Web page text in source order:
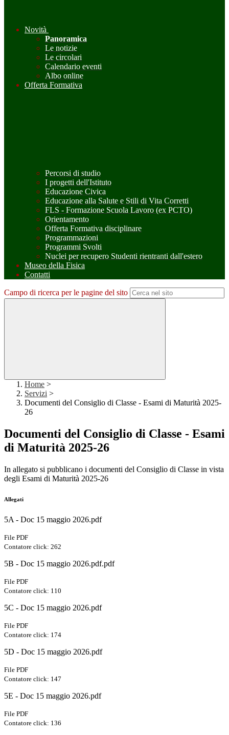
Novità
Panoramica
Le notizie
Le circolari
Calendario eventi
Albo online
Offerta Formativa
Percorsi di studio
I progetti dell'Istituto
Educazione Civica
Educazione alla Salute e Stili di Vita Corretti
FLS - Formazione Scuola Lavoro (ex PCTO)
Orientamento
Offerta Formativa disciplinare
Programmazioni
Programmi Svolti
Nuclei per recupero Studenti rientranti dall'estero
Museo della Fisica
Contatti
Campo di ricerca per le pagine del sito
Home >
Servizi >
Documenti del Consiglio di Classe - Esami di Maturità 2025-
26
Documenti del Consiglio di Classe - Esami
di Maturità 2025-26
In allegato si pubblicano i documenti del Consiglio di Classe in vista
degli Esami di Maturità 2025-26
Allegati
5A - Doc 15 maggio 2026.pdf
File PDF
Contatore click: 262
5B - Doc 15 maggio 2026.pdf.pdf
File PDF
Contatore click: 110
5C - Doc 15 maggio 2026.pdf
File PDF
Contatore click: 174
5D - Doc 15 maggio 2026.pdf
File PDF
Contatore click: 147
5E - Doc 15 maggio 2026.pdf
File PDF
Contatore click: 136